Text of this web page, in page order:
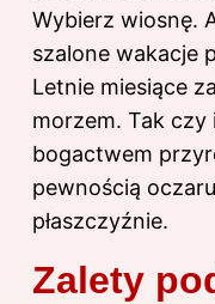
Wybierz wiosnę.
szalone wakacje
Letnie miesiące
morzem. Tak czy
bogactwem
pewnością
płaszczyźnie.
Zalety